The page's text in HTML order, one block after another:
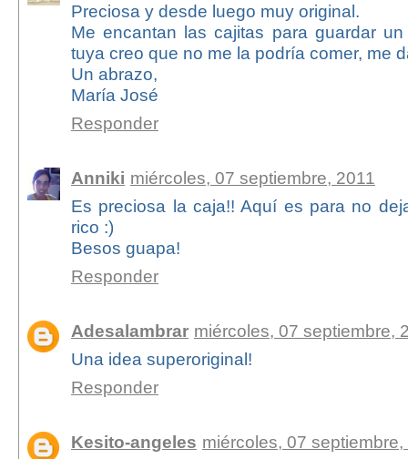
Preciosa y desde luego muy original.
Me encantan las cajitas para guardar
tuya creo que no me la podría comer, me
Un abrazo,
María José
Responder
Anniki miércoles, 07 septiembre, 2011
Es preciosa la caja!! Aquí es para no
rico :)
Besos guapa!
Responder
Adesalambrar miércoles, 07 septiembre,
Una idea superoriginal!
Responder
Kesito-angeles miércoles, 07 septiembre,